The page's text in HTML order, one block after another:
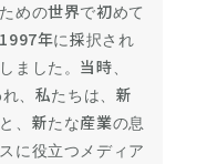
めの世界で初めて
年に採択され
ました。当時、
れ、私たちは、新
、新たな産業の息
に役立つメディア